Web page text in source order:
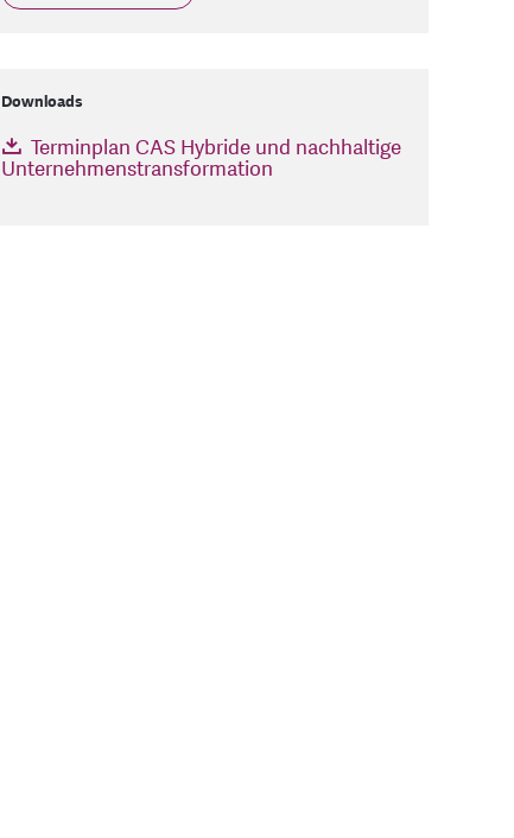
Downloads
Terminplan CAS Hybride und nachhaltige
Unternehmenstransformation